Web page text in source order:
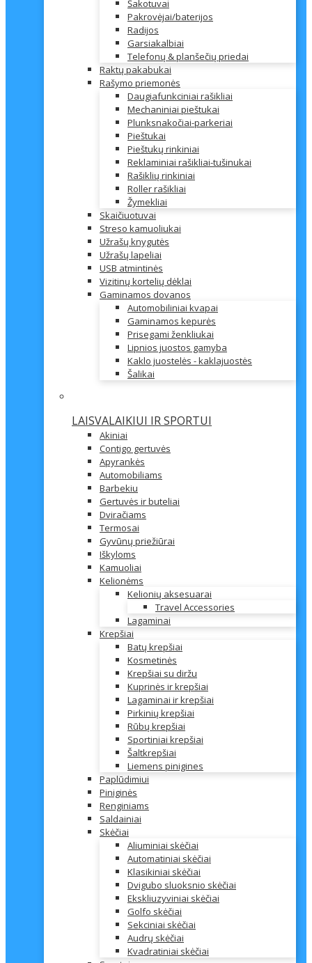
Šakotuvai
Pakrovėjai/baterijos
Radijos
Garsiakalbiai
Telefonų & planšečių priedai
Raktų pakabukai
Rašymo priemonės
Daugiafunkciniai rašikliai
Mechaniniai pieštukai
Plunksnakočiai-parkeriai
Pieštukai
Pieštukų rinkiniai
Reklaminiai rašikliai-tušinukai
Rašiklių rinkiniai
Roller rašikliai
Žymekliai
Skaičiuotuvai
Streso kamuoliukai
Užrašų knygutės
Užrašų lapeliai
USB atmintinės
Vizitinų kortelių dėklai
Gaminamos dovanos
Automobiliniai kvapai
Gaminamos kepurės
Prisegami ženkliukai
Lipnios juostos gamyba
Kaklo juostelės - kaklajuostės
Šalikai
LAISVALAIKIUI IR SPORTUI
Akiniai
Contigo gertuvės
Apyrankės
Automobiliams
Barbekiu
Gertuvės ir buteliai
Dviračiams
Termosai
Gyvūnų priežiūrai
Iškyloms
Kamuoliai
Kelionėms
Kelionių aksesuarai
Travel Accessories
Lagaminai
Krepšiai
Batų krepšiai
Kosmetinės
Krepšiai su diržu
Kuprinės ir krepšiai
Lagaminai ir krepšiai
Pirkinių krepšiai
Rūbų krepšiai
Sportiniai krepšiai
Šaltkrepšiai
Liemens pinigines
Paplūdimiui
Piniginės
Renginiams
Saldainiai
Skėčiai
Aliuminiai skėčiai
Automatiniai skėčiai
Klasikiniai skėčiai
Dvigubo sluoksnio skėčiai
Ekskliuzyviniai skėčiai
Golfo skėčiai
Sekciniai skėčiai
Audrų skėčiai
Kvadratiniai skėčiai